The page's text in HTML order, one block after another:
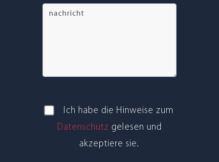
Ich habe die Hin­weise zum
Daten­schutz gele­sen und
akzep­tiere sie.